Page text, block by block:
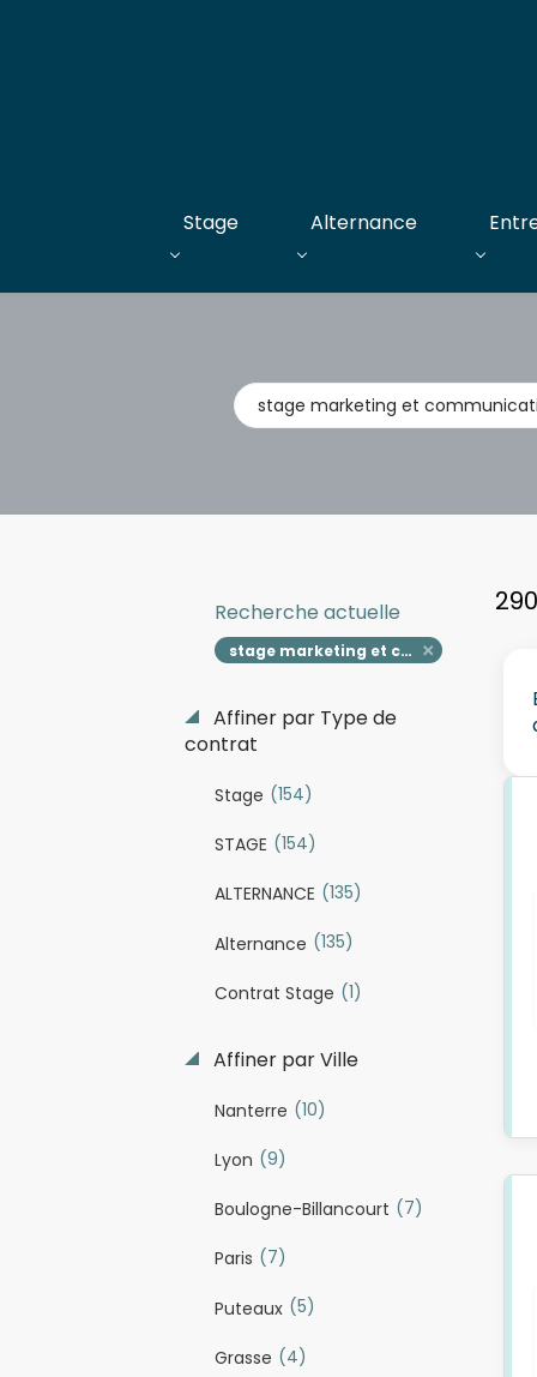
Stage Alternance
Métier,
entreprise,
Recherche actuelle
stage marketing et communication digitale
Affiner par Type de
contrat
Stage (154)
STAGE (154)
ALTERNANCE (135)
Alternance (135)
Contrat Stage (1)
Affiner par Ville
Nanterre (10)
Lyon (9)
Boulogne-Billancourt (7)
Paris (7)
Puteaux (5)
Grasse (4)